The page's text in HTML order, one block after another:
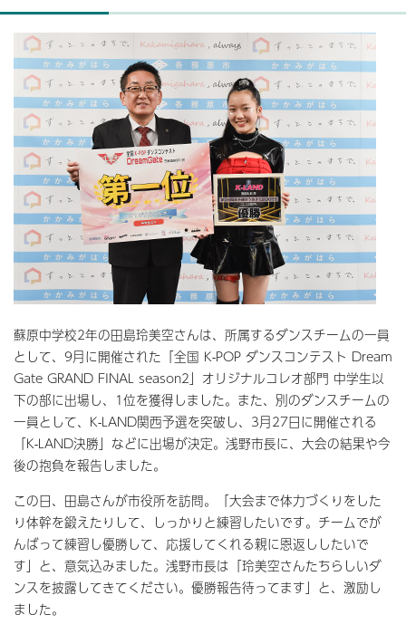
蘇原中学校2年の田島玲美空さんは、所属するダンスチームの一員
として、9月に開催された「全国 K-POP ダンスコンテスト Dream
Gate GRAND FINAL season2」オリジナルコレオ部門 中学生以
下の部に出場し、1位を獲得しました。また、別のダンスチームの
一員として、K-LAND関西予選を突破し、3月27日に開催される
「K-LAND決勝」などに出場が決定。浅野市長に、大会の結果や今
後の抱負を報告しました。
この日、田島さんが市役所を訪問。「大会まで体力づくりをした
り体幹を鍛えたりして、しっかりと練習したいです。チームでが
んばって練習し優勝して、応援してくれる親に恩返ししたいで
す」と、意気込みました。浅野市長は「玲美空さんたちらしいダ
ンスを披露してきてください。優勝報告待ってます」と、激励し
ました。